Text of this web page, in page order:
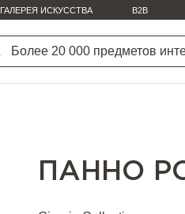
ГАЛЕРЕЯ ИСКУССТВА B2B
ПАННО